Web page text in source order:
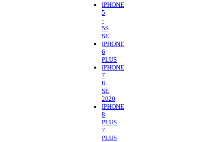
IPHONE
5
-
5S
SE
IPHONE
6
PLUS
IPHONE
7
8
SE
2020
IPHONE
8
PLUS
7
PLUS